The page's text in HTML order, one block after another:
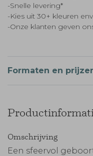
-Snelle levering*
-Kies uit 30+ kleuren
-Onze klanten geven
Formaten en
Omschrijving
Een sfeervol